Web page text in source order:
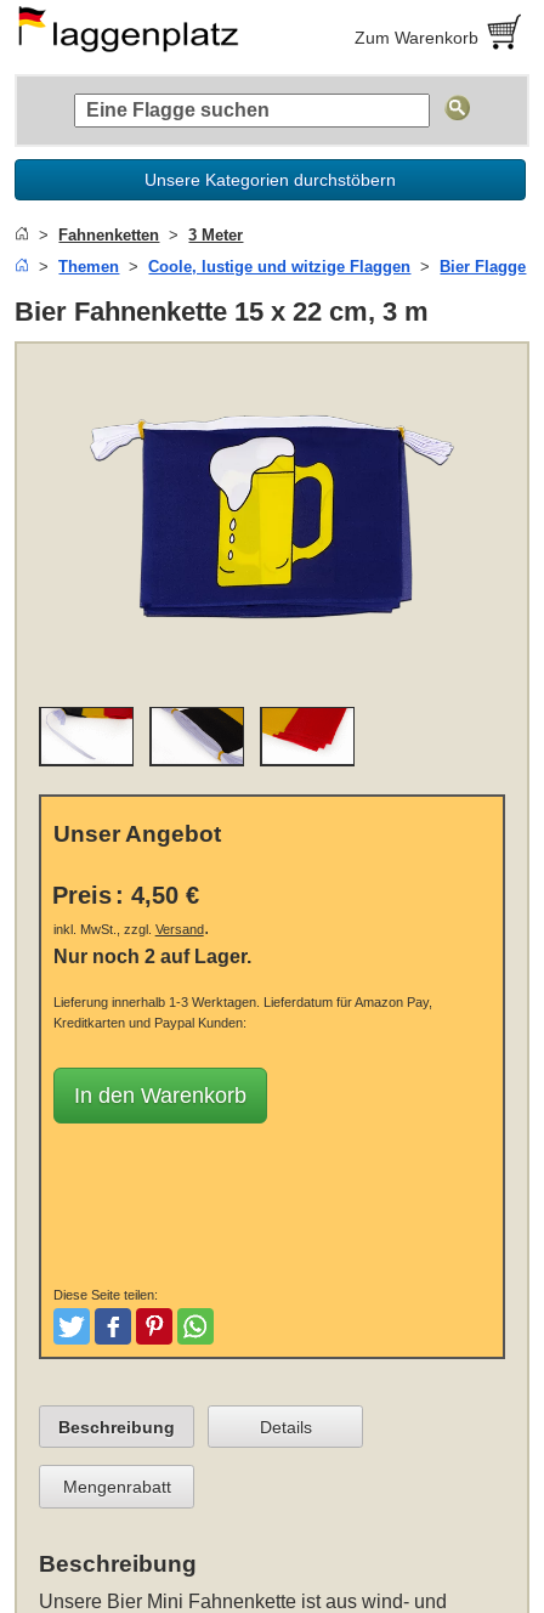
Zum Warenkorb
Unsere Kategorien durchstöbern
Fahnenketten
3 Meter
Themen
Coole, lustige und witzige Flaggen Bier Flagge
Bier Fahnenkette 15 x 22 cm, 3 m
Unser Angebot
Preis : 4,50 €
inkl. MwSt., zzgl. Versand.
Nur noch 2 auf Lager.
Lieferung innerhalb 1-3 Werktagen. Lieferdatum für Amazon Pay,
Kreditkarten und Paypal Kunden:
In den Warenkorb
Diese Seite teilen:
TweetenPostenPinterestTeilen
Beschreibung Details
Mengenrabatt
Beschreibung
Unsere Bier Mini Fahnenkette ist aus wind- und